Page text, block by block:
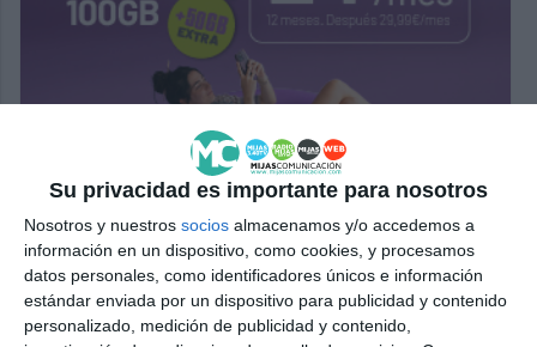
Su privacidad es importante para nosotros
Nosotros y nuestros socios almacenamos y/o accedemos a
información en un dispositivo, como cookies, y procesamos
datos personales, como identificadores únicos e información
estándar enviada por un dispositivo para publicidad y contenido
personalizado, medición de publicidad y contenido,